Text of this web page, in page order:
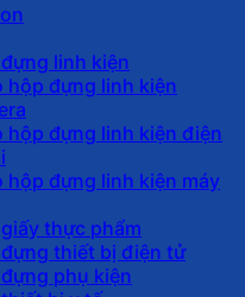
linh kiện
hộp đựng linh kiện
hộp đựng linh kiện điện
hộp đựng linh kiện máy
thực phẩm
thiết bị điện tử
phụ kiện